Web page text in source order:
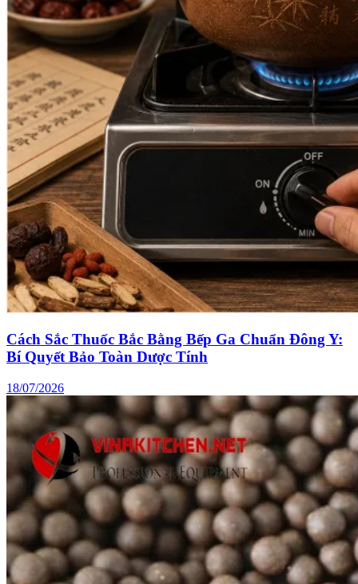
Cách Sắc Thuốc Bắc Bằng Bếp Ga Chuẩn Đông Y:
Bí Quyết Bảo Toàn Dược Tính
18/07/2026